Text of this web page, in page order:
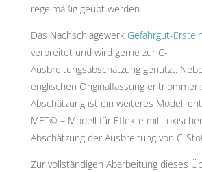
regelmäßig geübt werden.
Das Nachschlagewerk Gefahrgut-
verbreitet und wird gerne zur C-
Ausbreitungsabschätzung genutzt.
englischen Originalfassung
Abschätzung ist ein weiteres Modell
MET© – Modell für Effekte mit
Abschätzung der Ausbreitung von C-
Zur vollständigen Abarbeitung dieses